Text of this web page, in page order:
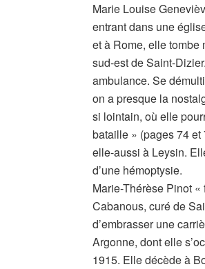
Marie Louise
entrant dans une
et à Rome, elle
sud-est de Saint-
ambulance. Se
on a presque la
si lointain, où elle
bataille » (pages 74 et
elle-aussi à Leysin.
d’une hémoptysie.
Marie-Thérèse Pinot
Cabanous, curé de
d’embrasser une
Argonne, dont elle
1915. Elle décède à